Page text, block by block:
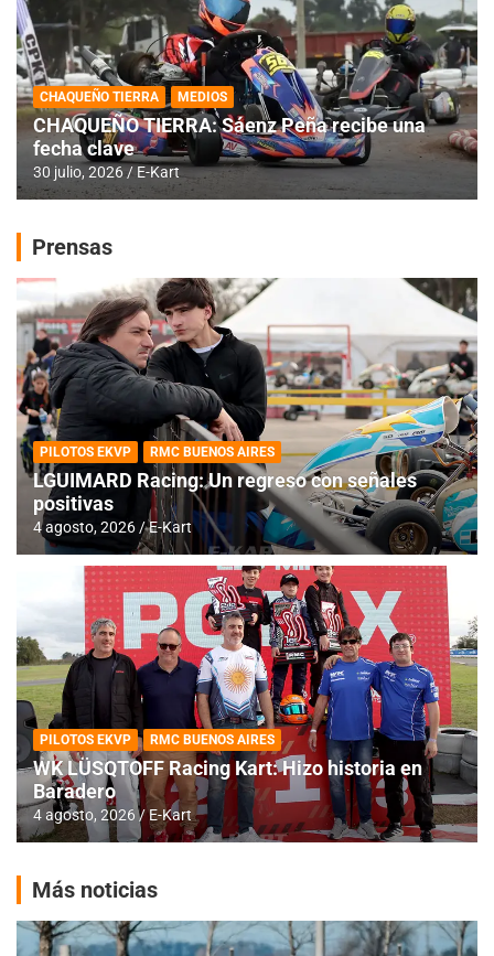
CHAQUEÑO TIERRA MEDIOS
CHAQUEÑO TIERRA: Sáenz Peña recibe una
fecha clave
30 julio, 2026 E-Kart
Prensas
PILOTOS EKVP RMC BUENOS AIRES
LGUIMARD Racing: Un regreso con señales
positivas
4 agosto, 2026 E-Kart
PILOTOS EKVP RMC BUENOS AIRES
WK LÜSQTOFF Racing Kart: Hizo historia en
Baradero
4 agosto, 2026 E-Kart
Más noticias